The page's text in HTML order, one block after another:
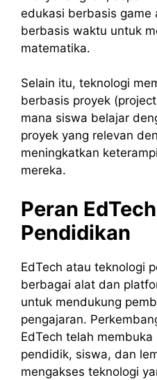
edukasi berbasis game
berbasis waktu untuk
matematika.
Selain itu, teknologi
berbasis proyek
mana siswa belajar
proyek yang relevan
meningkatkan
mereka.
Peran
Pendidikan
EdTech atau teknologi
berbagai alat dan
untuk mendukung
pengajaran.
EdTech telah
pendidik, siswa, dan
mengakses teknologi